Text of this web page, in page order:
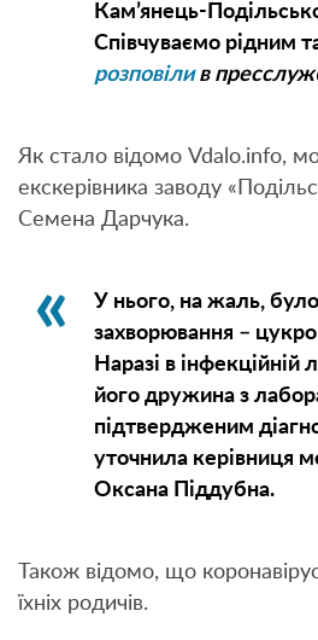
Кам’янець-
Співчуваємо рідним
розповілив
Як стало відомо Vdalo.info,
екскерівника заводу
Семена Дарчука.
У нього, на жаль,
захворювання –
Наразі в інфекційній
його дружина з
підтвердженим
уточнила керівниця
Оксана Піддубна.
Також відомо, що
їхніх родичів.